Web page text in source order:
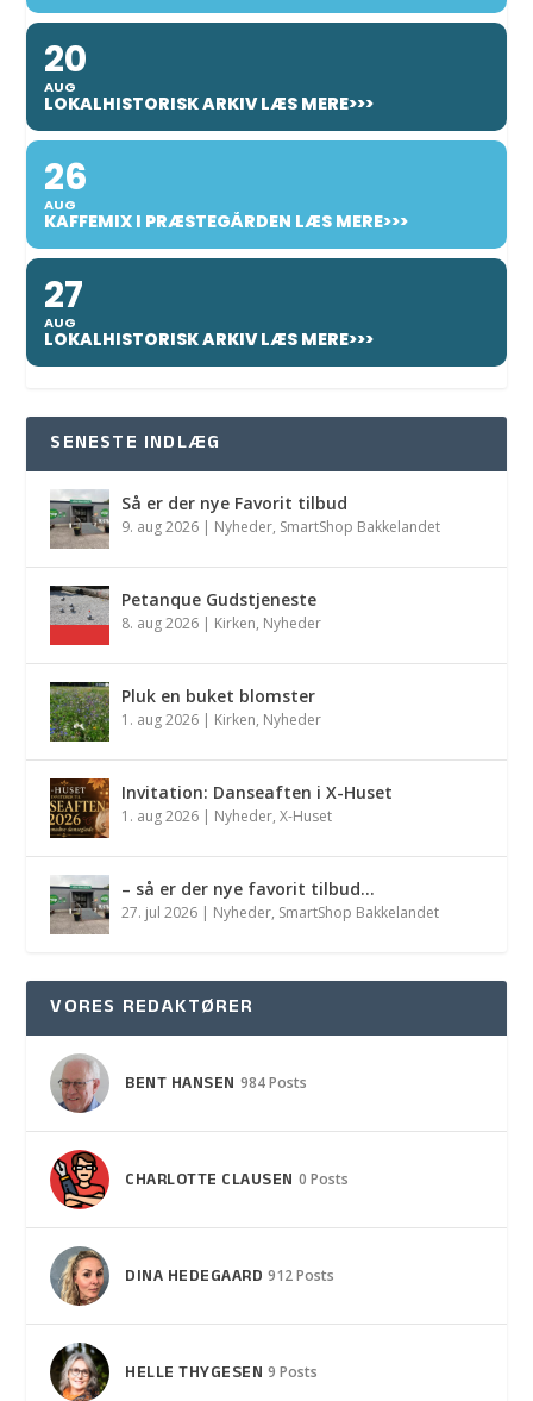
20
AUG
LOKALHISTORISK ARKIV LÆS MERE>>>
26
AUG
KAFFEMIX I PRÆSTEGÅRDEN LÆS MERE>>>
27
AUG
LOKALHISTORISK ARKIV LÆS MERE>>>
SENESTE INDLÆG
Så er der nye Favorit tilbud
9. aug 2026 | Nyheder, SmartShop Bakkelandet
Petanque Gudstjeneste
8. aug 2026 | Kirken, Nyheder
Pluk en buket blomster
1. aug 2026 | Kirken, Nyheder
Invitation: Danseaften i X-Huset
1. aug 2026 | Nyheder,X-Huset
– så er der nye favorit tilbud…
27. jul 2026 | Nyheder, SmartShop Bakkelandet
VORES REDAKTØRER
BENT HANSEN 984 Posts
CHARLOTTE CLAUSEN 0 Posts
DINA HEDEGAARD 912 Posts
HELLE THYGESEN 9 Posts